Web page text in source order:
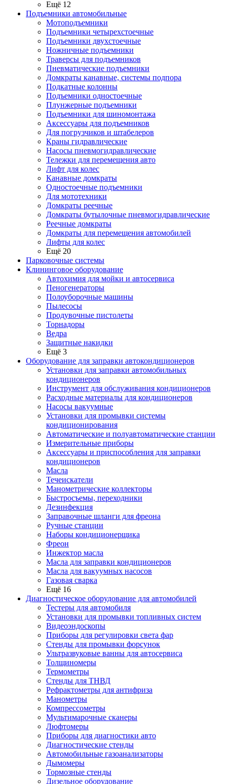
Ещё 12
Подъемники автомобильные
Мотоподъемники
Подъемники четырехстоечные
Подъемники двухстоечные
Ножничные подъемники
Траверсы для подъемников
Пневматические подъемники
Домкраты канавные, системы подпора
Подкатные колонны
Подъемники одностоечные
Плунжерные подъемники
Подъемники для шиномонтажа
Аксессуары для подъемников
Для погрузчиков и штабелеров
Краны гидравлические
Насосы пневмогидравлические
Тележки для перемещения авто
Лифт для колес
Канавные домкраты
Одностоечные подъемники
Для мототехники
Домкраты реечные
Домкраты бутылочные пневмогидравлические
Реечные домкраты
Домкраты для перемещения автомобилей
Лифты для колес
Ещё 20
Парковочные системы
Клининговое оборудование
Автохимия для мойки и автосервиса
Пеногенераторы
Полоуборочные машины
Пылесосы
Продувочные пистолеты
Торнадоры
Ведра
Защитные накидки
Ещё 3
Оборудование для заправки автокондиционеров
Установки для заправки автомобильных
кондиционеров
Инструмент для обслуживания кондиционеров
Расходные материалы для кондиционеров
Насосы вакуумные
Установки для промывки системы
кондиционирования
Автоматические и полуавтоматические станции
Измерительные приборы
Аксессуары и приспособления для заправки
кондиционеров
Масла
Течеискатели
Манометрические коллекторы
Быстросъемы, переходники
Дезинфекция
Заправочные шланги для фреона
Ручные станции
Наборы кондиционерщика
Фреон
Инжектор масла
Масла для заправки кондиционеров
Масла для вакуумных насосов
Газовая сварка
Ещё 16
Диагностическое оборудование для автомобилей
Тестеры для автомобиля
Установки для промывки топливных систем
Видеоэндоскопы
Приборы для регулировки света фар
Стенды для промывки форсунок
Ультразвуковые ванны для автосервиса
Толщиномеры
Термометры
Стенды для ТНВД
Рефрактометры для антифриза
Манометры
Компрессометры
Мультимарочные сканеры
Люфтомеры
Приборы для диагностики авто
Диагностические стенды
Автомобильные газоанализаторы
Дымомеры
Тормозные стенды
Дизельное оборудование